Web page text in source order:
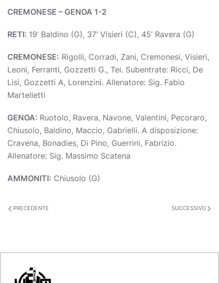
CREMONESE – GENOA 1-2
RETI: 19’ Baldino (G), 37’ Visieri (C), 45’ Ravera (G)
CREMONESE: Rigolli, Corradi, Zani, Cremonesi, Visieri,
Leoni, Ferranti, Gozzetti G., Tei. Subentrate: Ricci, De
Lisi, Gozzetti A, Lorenzini. Allenatore: Sig. Fabio
Martelletti
GENOA: Ruotolo, Ravera, Navone, Valentini, Pecoraro,
Chiusolo, Baldino, Maccio, Gabrielli. A disposizione:
Cravena, Bonadies, Di Pino, Guerrini, Fabrizio.
Allenatore: Sig. Massimo Scatena
AMMONITI: Chiusolo (G)
PRECEDENTE SUCCESSIVO